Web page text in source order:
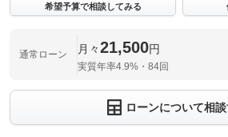
希望予算で相談してみる
通常ローン 月々21,500円
実質年率4.9%・84回
ローンについて相